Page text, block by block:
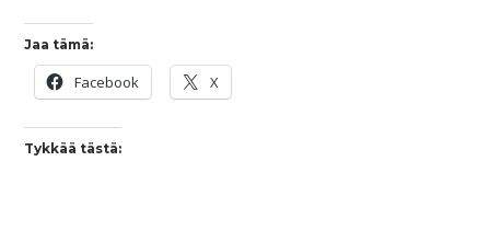
Jaa tämä:
Facebook X
Tykkää tästä: